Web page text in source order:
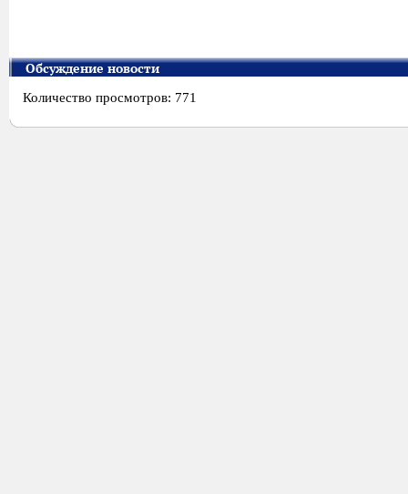
Обсуждение новости
Количество просмотров: 771